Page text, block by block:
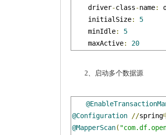
    driver
-class-name:
    initialSize
:
5
    minIdle
:
5
    maxActive
: 20
2、启动多个数据源
@Configuration
//spring
@MapperScan(